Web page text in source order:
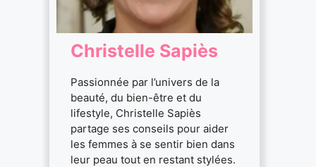
Christelle Sapiès
Passionnée par l’univers de la
beauté, du bien-être et du
lifestyle, Christelle Sapiès
partage ses conseils pour aider
les femmes à se sentir bien dans
leur peau tout en restant stylées.